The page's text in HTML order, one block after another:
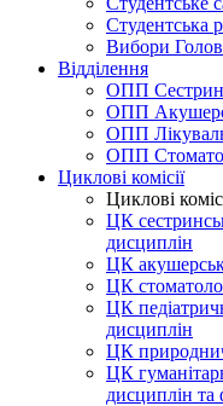
Студентська
Вибори
Відділення
ОПП
ОПП
ОПП
ОПП
Циклові комісії
Циклові
ЦК
дисциплін
ЦК
ЦК
ЦК
дисциплін
ЦК
ЦК
дисциплін та